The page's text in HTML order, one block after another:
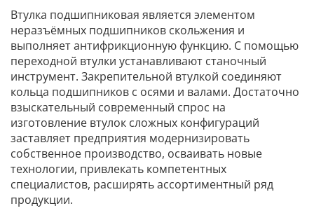
Втулка подшипниковая является элементом
неразъёмных подшипников скольжения и
выполняет антифрикционную функцию. С помощью
переходной втулки устанавливают станочный
инструмент. Закрепительной втулкой соединяют
кольца подшипников с осями и валами. Достаточно
взыскательный современный спрос на
изготовление втулок сложных конфигураций
заставляет предприятия модернизировать
собственное производство, осваивать новые
технологии, привлекать компетентных
специалистов, расширять ассортиментный ряд
продукции.